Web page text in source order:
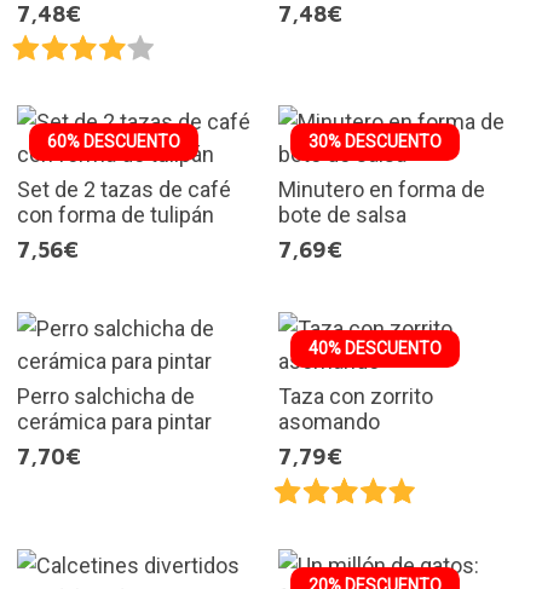
7,48€
7,48€
60% DESCUENTO
Set de 2 tazas de café
con forma de tulipán
7,56€
30% DESCUENTO
Minutero en forma de
bote de salsa
7,69€
Perro salchicha de
cerámica para pintar
7,70€
40% DESCUENTO
Taza con zorrito
asomando
7,79€
20% DESCUENTO